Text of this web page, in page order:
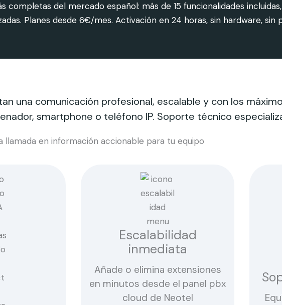
del mercado español: más de 15 funcionalidades
Planes desde 6€/mes. Activación en 24 horas, sin hardware,
una comunicación profesional, escalable y con los
smartphone o teléfono IP. Soporte técnico
llamada en información accionable para tu equipo
Escalabilidad
inmediata
Añade o elimina extensiones
en minutos desde el panel pbx
cloud de Neotel